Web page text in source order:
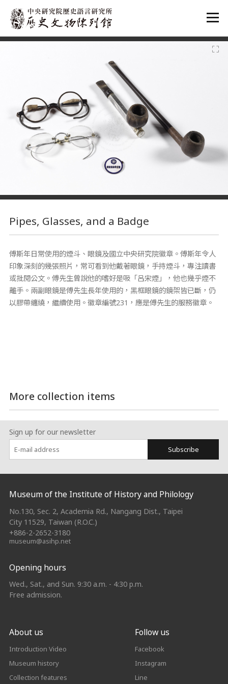
:::
Pipes, Glasses, and a Badge
傅斯年日常使用的煙斗、眼鏡及國立中央研究院徽章。傅斯年令人
印象深刻的幾張照片，常可看到他戴著眼鏡，手持煙斗，專注讀書
或批閱公文。傅先生曾說他的嗜好是吸「呂宋煙」，他也幾乎煙不
離手。兩副眼鏡是傅先生長年使用的，黑框眼鏡的鏡架皆已斷，仍
以膠帶纏繞，繼續使用。徽章編號231，應是傅先生的服務徽章。
More collection items
Sign up for our newsletter
Subscribe
:::
Museum of the Institute of History and Philology
No.130, Sec. 2, Academia Rd., Nangang Dist., Taipei
City 11529, Taiwan (R.O.C.)
+886-2-2652-3180
museum@asihp.net
Opening hours
Wed., Sat., and Sun. 9:30 a.m. - 4:30 p.m.
Free admission.
About us
Introduction Video
Museum history
Collection features
Follow us
Facebook
Instagram
Line